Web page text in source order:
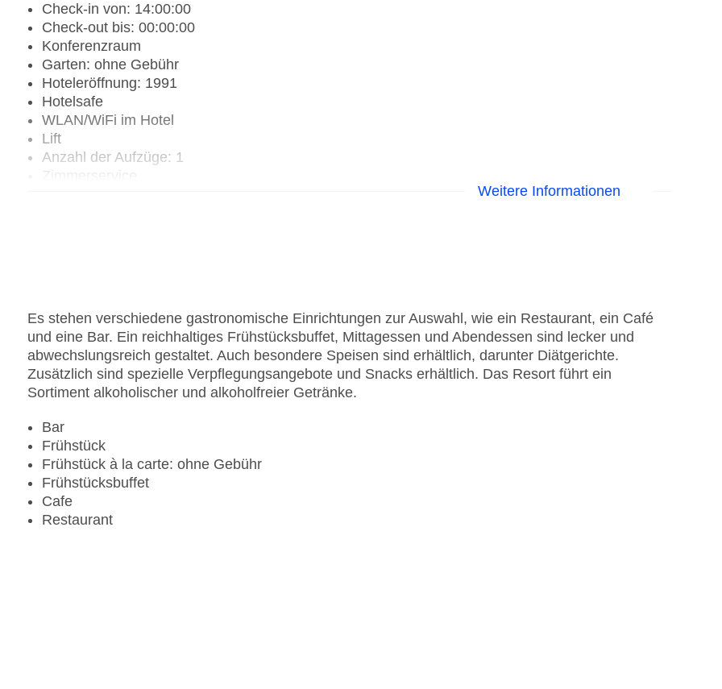
Check-in von: 14:00:00
Check-out bis: 00:00:00
Konferenzraum
Garten: ohne Gebühr
Hoteleröffnung: 1991
Hotelsafe
WLAN/WiFi im Hotel
Lift
Anzahl der Aufzüge: 1
Weitere Informationen
Es stehen verschiedene gastronomische Einrichtungen zur Auswahl, wie ein Restaurant, ein Café
und eine Bar. Ein reichhaltiges Frühstücksbuffet, Mittagessen und Abendessen sind lecker und
abwechslungsreich gestaltet. Auch besondere Speisen sind erhältlich, darunter Diätgerichte.
Zusätzlich sind spezielle Verpflegungsangebote und Snacks erhältlich. Das Resort führt ein
Sortiment alkoholischer und alkoholfreier Getränke.
Bar
Frühstück
Frühstück à la carte: ohne Gebühr
Frühstücksbuffet
Cafe
Restaurant